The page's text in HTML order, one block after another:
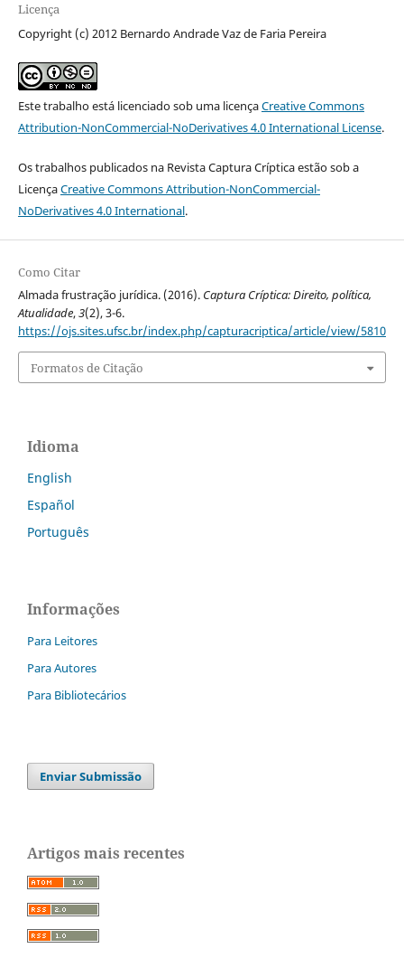
Licença
Copyright (c) 2012 Bernardo Andrade Vaz de Faria Pereira
Este trabalho está licenciado sob uma licençaCreative Commons
Attribution-NonCommercial-NoDerivatives 4.0 International License.
Os trabalhos publicados na Revista Captura Críptica estão sob a
LicençaCreative Commons Attribution-NonCommercial-
NoDerivatives 4.0 International.
Como Citar
Almada frustração jurídica. (2016). Captura Críptica: Direito, política,
Atualidade,3(2), 3-6.
https://ojs.sites.ufsc.br/index.php/capturacriptica/article/view/5810
Formatos de Citação
Idioma
English
Español
Português
Informações
Para Leitores
Para Autores
Para Bibliotecários
Enviar Submissão
Artigos mais recentes